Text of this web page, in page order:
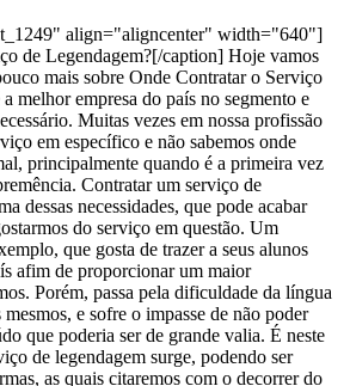
align="aligncenter" width="640"]
de Legendagem?[/caption] Hoje vamos
mais sobre Onde Contratar o Serviço
melhor empresa do país no segmento e
Muitas vezes em nossa profissão
em específico e não sabemos onde
principalmente quando é a primeira vez
Contratar um serviço de
dessas necessidades, que pode acabar
do serviço em questão. Um
que gosta de trazer a seus alunos
afim de proporcionar um maior
Porém, passa pela dificuldade da língua
e sofre o impasse de não poder
que poderia ser de grande valia. É neste
de legendagem surge, podendo ser
as quais citaremos com o decorrer do